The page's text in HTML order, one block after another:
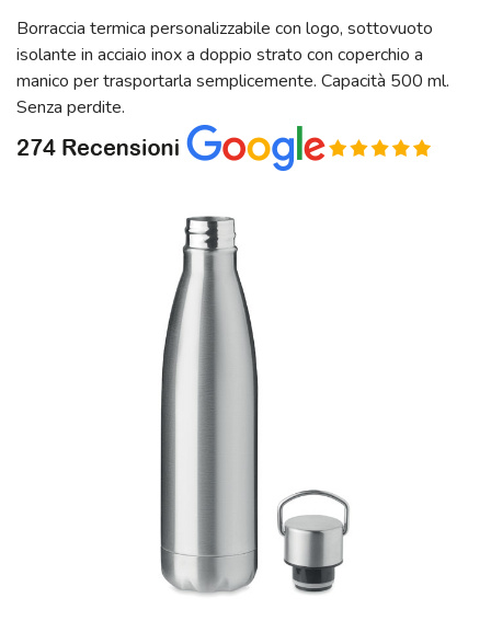
Borraccia termica personalizzabile con logo, sottovuoto
isolante in acciaio inox a doppio strato con coperchio a
manico per trasportarla semplicemente. Capacità 500 ml.
Senza perdite.